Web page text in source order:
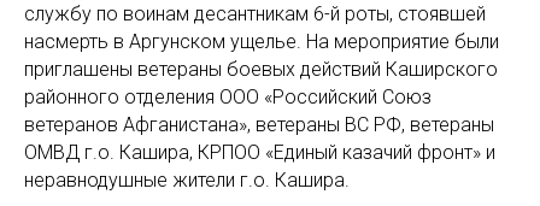
службу по воинам десантникам 6-й роты, стоявшей
насмерть в Аргунском ущелье. На мероприятие были
приглашены ветераны боевых действий Каширского
районного отделения ООО «Российский Союз
ветеранов Афганистана», ветераны ВС РФ, ветераны
ОМВД г.о. Кашира, КРПОО «Единый казачий фронт» и
неравнодушные жители г.о. Кашира.